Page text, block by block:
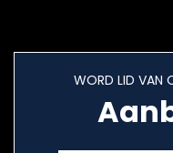
WORD LID VAN